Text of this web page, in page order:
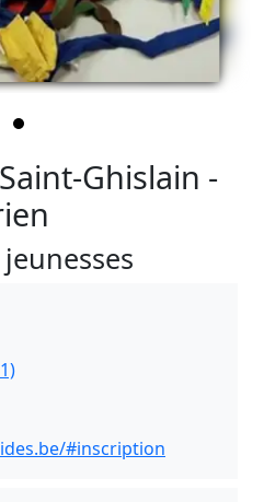
Ghislain -
#inscription